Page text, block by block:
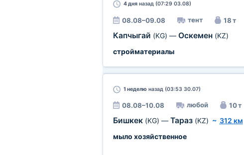
4 дняназад (07:29 03.08)
08.08–09.08 тент 18 т
Капчыгай (KG) — Оскемен (KZ)
стройматериалы
1 неделюназад (03:53 30.07)
08.08–10.08 любой 10 т
Бишкек (KG) — Тараз (KZ) ~ 312 км
мыло хозяйственное